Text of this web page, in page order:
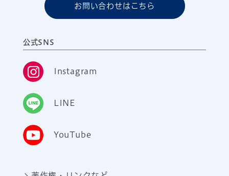
お問い合わせはこちら
公式SNS
Instagram
LINE
YouTube